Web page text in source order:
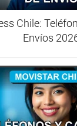
Chile:
Envíos